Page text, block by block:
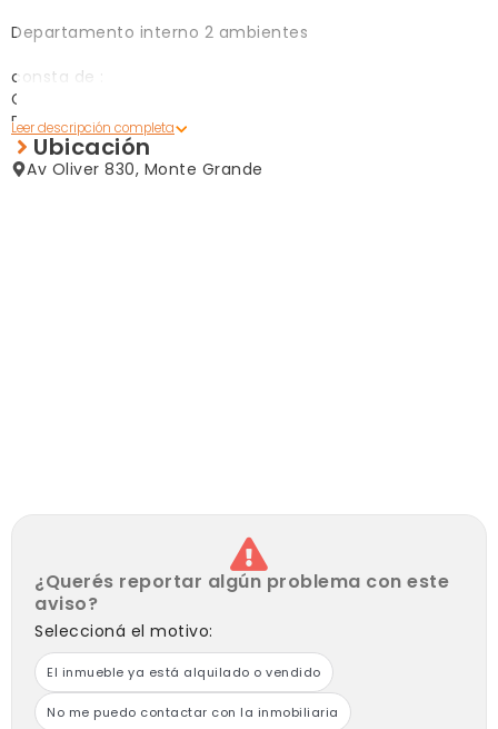
Departamento interno 2 ambientes
consta de :
Cocina comedor
Dormitorio
BañoUbicación
Av Oliver 830, Monte Grande
¿Querés reportar algún problema con este
aviso?
Seleccioná el motivo:
El inmueble ya está alquilado o vendido
No me puedo contactar con la inmobiliaria